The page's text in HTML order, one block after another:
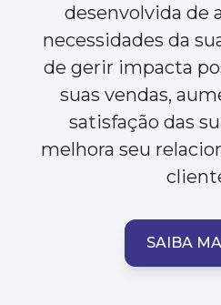
desenvolvida de
necessidades da
de gerir impacta
suas vendas,
satisfação das
melhora seu
SAIBA